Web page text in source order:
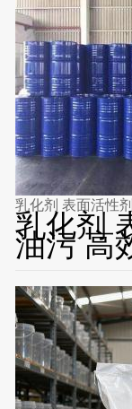
乳化剂 表面活性
乳化剂
油污 高